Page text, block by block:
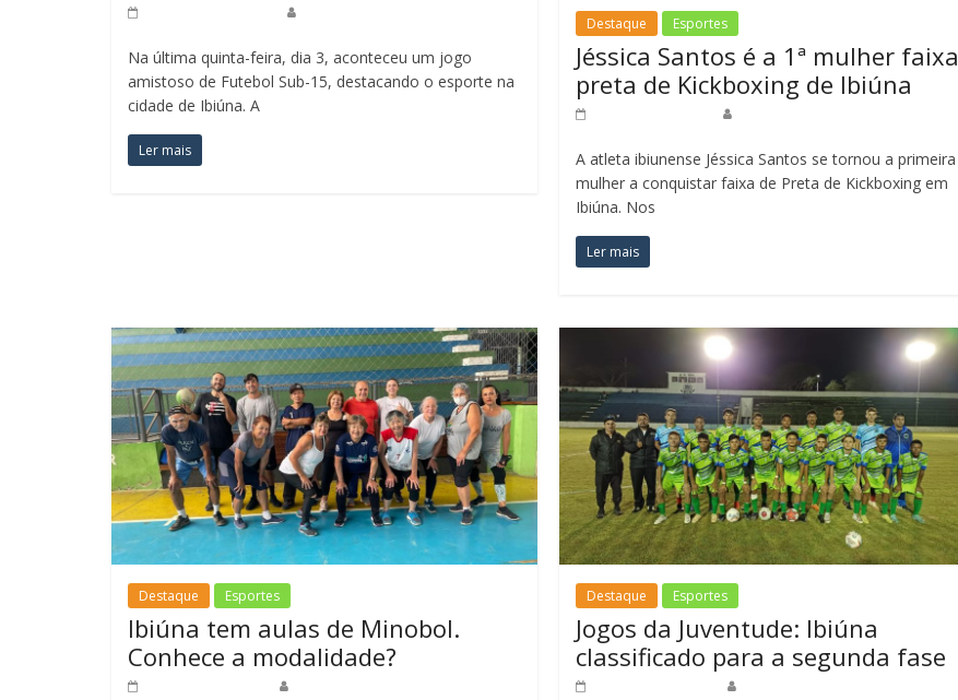
Na última quinta-feira, dia 3, aconteceu um jogo
amistoso de Futebol Sub-15, destacando o esporte na
cidade de Ibiúna. A
Ler mais
Destaque Esportes
Jéssica Santos é a 1ª mulher faixa
preta de Kickboxing de Ibiúna
A atleta ibiunense Jéssica Santos se tornou a primeira
mulher a conquistar faixa de Preta de Kickboxing em
Ibiúna. Nos
Ler mais
Destaque Esportes
Ibiúna tem aulas de Minobol.
Conhece a modalidade?
Destaque Esportes
Jogos da Juventude: Ibiúna
classificado para a segunda fase